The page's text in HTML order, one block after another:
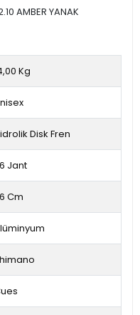
AMBER YANAK
Kg
Disk Fren
Jant
Cm